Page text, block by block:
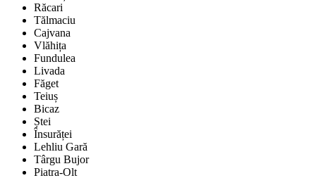
Răcari
Tălmaciu
Cajvana
Vlăhița
Fundulea
Livada
Făget
Teiuș
Bicaz
Ștei
Însurăței
Lehliu Gară
Târgu Bujor
Piatra-Olt